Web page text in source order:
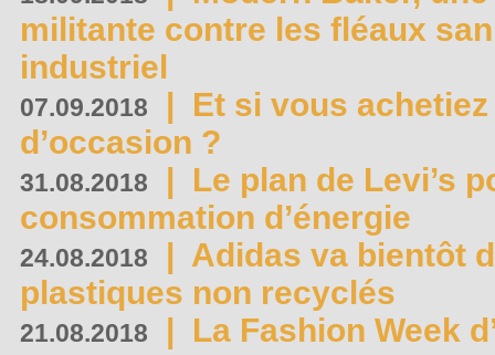
militante contre les fléaux
industriel
07.09.2018 | Et si vous
d’occasion ?
31.08.2018 | Le plan de Levi’s
consommation d’énergie
24.08.2018 | Adidas va bientôt
plastiques non recyclés
21.08.2018 | La Fashion Week